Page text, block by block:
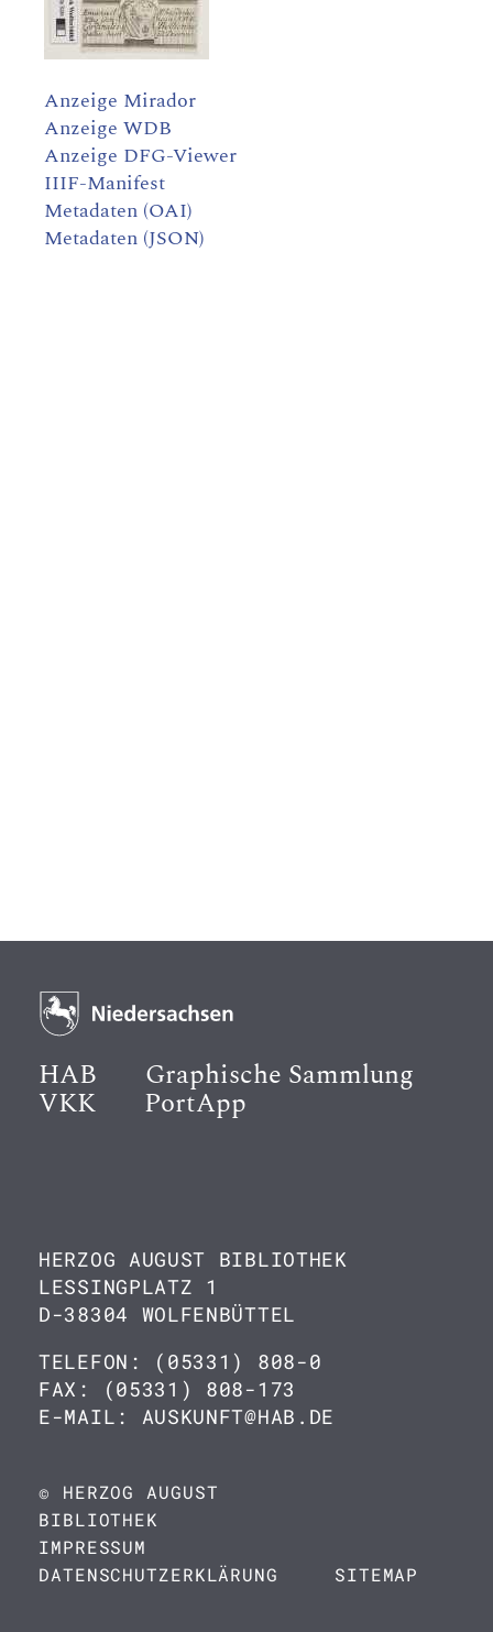
Anzeige Mirador
Anzeige WDB
Anzeige DFG-Viewer
IIIF-Manifest
Metadaten (OAI)
Metadaten (JSON)
HAB Graphische Sammlung
VKK PortApp
HERZOG AUGUST BIBLIOTHEK
LESSINGPLATZ 1
D-38304 WOLFENBÜTTEL
TELEFON: (05331) 808-0
FAX: (05331) 808-173
E-MAIL: AUSKUNFT@HAB.DE
© HERZOG AUGUST
BIBLIOTHEK
IMPRESSUM
DATENSCHUTZERKLÄRUNG
SITEMAP